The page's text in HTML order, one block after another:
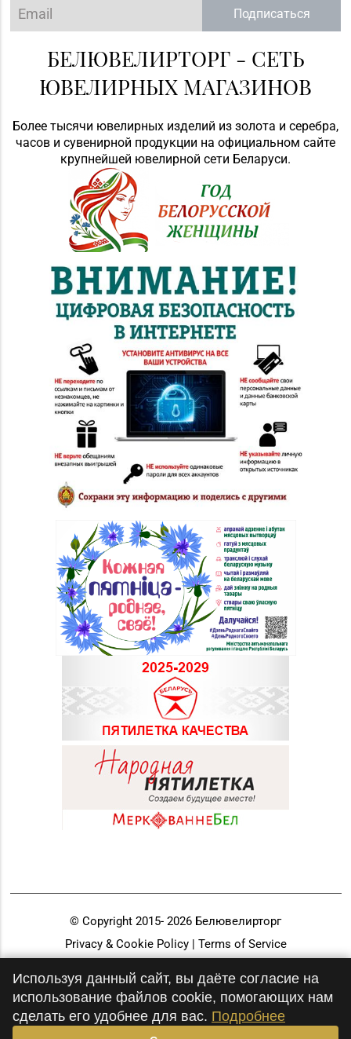
Подписаться
БЕЛЮВЕЛИРТОРГ - СЕТЬ
ЮВЕЛИРНЫХ МАГАЗИНОВ
Более тысячи ювелирных изделий из золота и серебра,
часов и сувенирной продукции на официальном сайте
крупнейшей ювелирной сети Беларуси.
© Copyright 2015- 2026 Белювелирторг
Privacy & Cookie Policy | Terms of Service
Используя данный сайт, вы даёте согласие на
использование файлов cookie, помогающих нам
сделать его удобнее для вас. Подробнее